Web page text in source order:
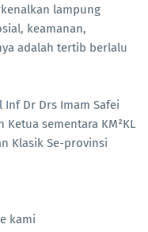
lampung
keamanan,
adalah tertib berlalu
Dr Drs Imam Safei
sementara KM²KL
Klasik Se-provinsi
kami